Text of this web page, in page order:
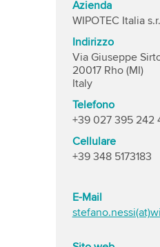
Azienda
WIPOTEC Italia
Indirizzo
Via Giuseppe
20017 Rho (MI)
Italy
Telefono
+39 027 395 242
Cellulare
+39 348 5173183
E-Mail